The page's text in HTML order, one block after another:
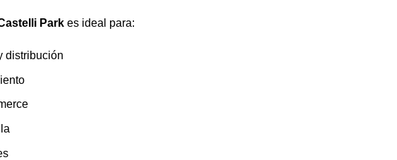
Park es ideal para:
distribución